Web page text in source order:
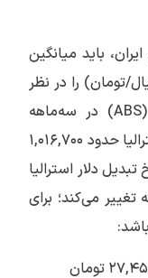
باید میانگین
تومان) را در نظر
بگیریم. طبق گزارش دفتر آمار استرالیا (ABS) در سه‌ماهه
سپتامبر ۲۰۲۵، میانگین قیمت خانه در استرالیا حدود ۱,۰۱۶,۷۰۰
دلار استرالیا
تغییر می‌کند؛ برای